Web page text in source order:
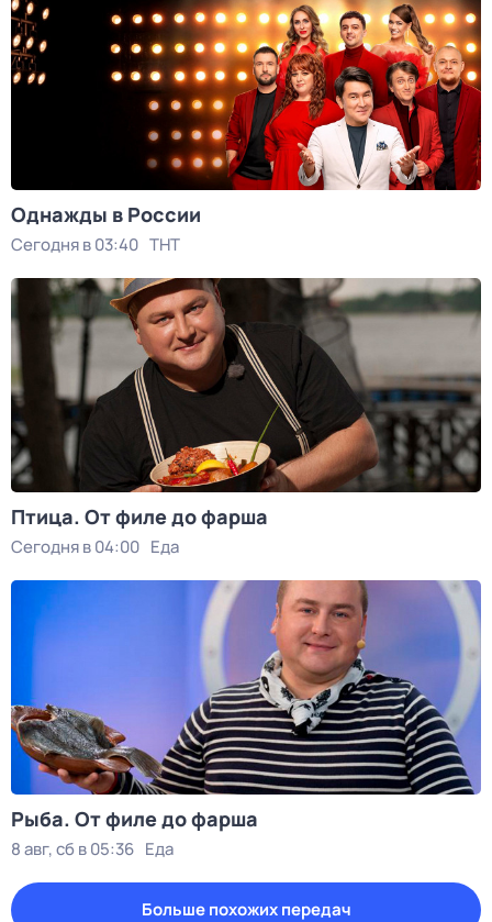
Однажды в России
Сегодня в 03:40 ТНТ
Птица. От филе до фарша
Сегодня в 04:00 Еда
Рыба. От филе до фарша
8 авг, сб в 05:36 Еда
Больше похожих передач